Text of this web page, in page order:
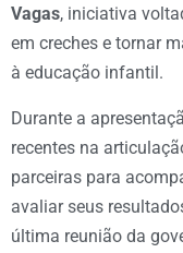
Vagas, iniciativa
em creches e tornar
à educação infantil.
Durante a
recentes na
parceiras para
avaliar seus
última reunião da